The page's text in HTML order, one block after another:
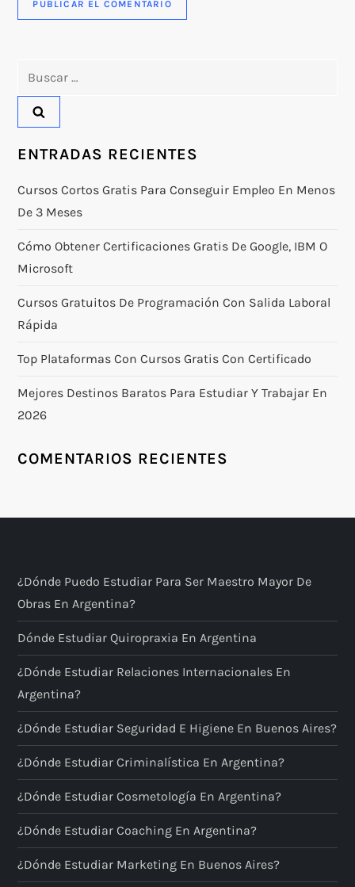
ENTRADAS RECIENTES
Cursos Cortos Gratis Para Conseguir Empleo En Menos
De 3 Meses
Cómo Obtener Certificaciones Gratis De Google, IBM O
Microsoft
Cursos Gratuitos De Programación Con Salida Laboral
Rápida
Top Plataformas Con Cursos Gratis Con Certificado
Mejores Destinos Baratos Para Estudiar Y Trabajar En
2026
COMENTARIOS RECIENTES
¿Dónde Puedo Estudiar Para Ser Maestro Mayor De
Obras En Argentina?
Dónde Estudiar Quiropraxia En Argentina
¿Dónde Estudiar Relaciones Internacionales En
Argentina?
¿Dónde Estudiar Seguridad E Higiene En Buenos Aires?
¿Dónde Estudiar Criminalística En Argentina?
¿Dónde Estudiar Cosmetología En Argentina?
¿Dónde Estudiar Coaching En Argentina?
¿Dónde Estudiar Marketing En Buenos Aires?